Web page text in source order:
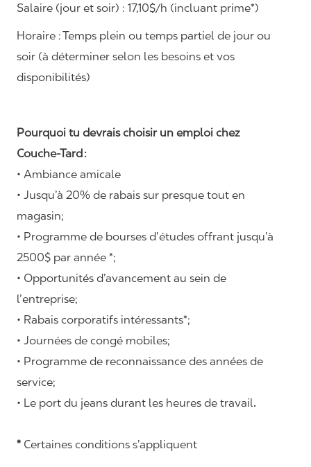
Salaire (jour et soir) : 17,10$/h (incluant prime*)
Horaire :Temps plein ou temps partiel de jour ou
soir (à déterminer selon les besoins et vos
disponibilités)
Pourquoi tu devrais choisir un emploi chez
Couche-Tard :
• Ambiance amicale
• Jusqu’à 20% de rabais sur presque tout en
magasin;
• Programme de bourses d’études offrant jusqu’à
2500$ par année *;
• Opportunités d’avancement au sein de
l’entreprise;
• Rabais corporatifs intéressants*;
• Journées de congé mobiles;
• Programme de reconnaissance des années de
service;
• Le port du jeans durant les heures de travail.
* Certaines conditions s’appliquent